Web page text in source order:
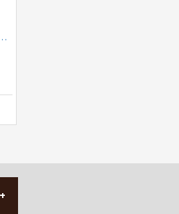
聲 FV-30BG3H 浴室寶